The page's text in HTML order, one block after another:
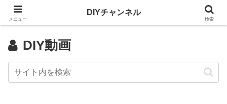
DIY動画
メニュー
DIYチャンネル
検索